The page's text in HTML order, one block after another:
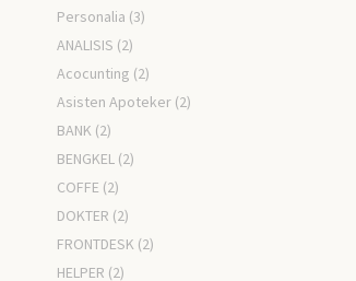
Personalia (3)
ANALISIS (2)
Acocunting (2)
Asisten Apoteker (2)
BANK (2)
BENGKEL (2)
COFFE (2)
DOKTER (2)
FRONTDESK (2)
HELPER (2)